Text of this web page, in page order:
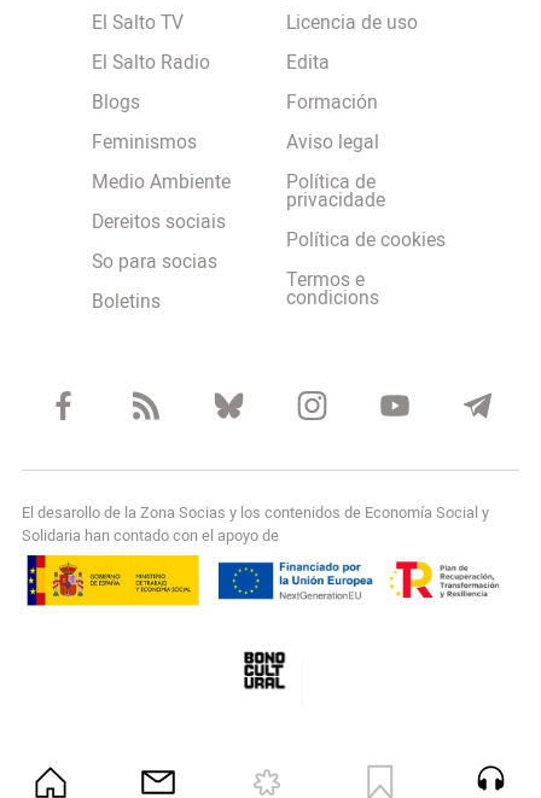
El Salto TV
El Salto Radio
Blogs
Feminismos
Medio Ambiente
Dereitos sociais
So para socias
Boletins
Licencia de uso
Edita
Formación
Aviso legal
Política de
privacidade
Política de cookies
Termos e
condicions
El desarollo de la Zona Socias y los contenidos de Economía Social y
Solidaria han contado con el apoyo de